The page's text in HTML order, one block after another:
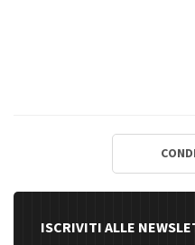
ISCRIVITI ALLE